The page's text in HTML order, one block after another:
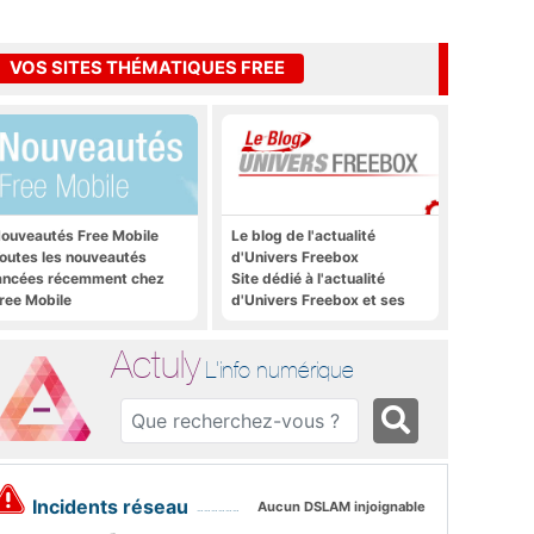
VOS SITES THÉMATIQUES FREE
Free Mobile
les nouveautés
récemment chez
Mobile
Le blog de l'actualité
d'Univers Freebox
Site dédié à l'actualité
d'Univers Freebox et ses
thématiques Actuly, à
Freezone, etc.
Actuly L'info numérique
Incidents réseau Aucun DSLAM injoignable